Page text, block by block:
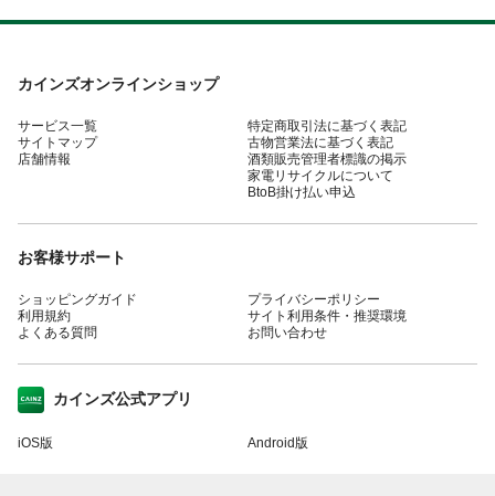
カインズオンラインショップ
サービス一覧
サイトマップ
店舗情報
特定商取引法に基づく表記
古物営業法に基づく表記
酒類販売管理者標識の掲示
家電リサイクルについて
BtoB掛け払い申込
お客様サポート
ショッピングガイド
利用規約
よくある質問
プライバシーポリシー
サイト利用条件・推奨環境
お問い合わせ
カインズ公式アプリ
iOS版 Android版